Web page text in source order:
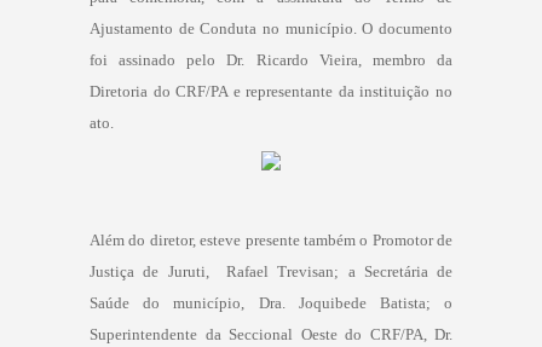
Ajustamento de Conduta no município. O documento
foi assinado pelo Dr. Ricardo Vieira, membro da
Diretoria do CRF/PA e representante da instituição no
ato.
Além do diretor, esteve presente também o Promotor de
Justiça de Juruti, Rafael Trevisan; a Secretária de
Saúde do município, Dra. Joquibede Batista; o
Superintendente da Seccional Oeste do CRF/PA, Dr.